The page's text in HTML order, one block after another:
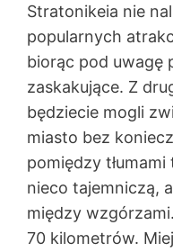
Stratonikeia nie
popularnych
biorąc pod uwagę
zaskakujące. Z
będziecie mogli
miasto bez
pomiędzy
nieco tajemniczą,
między
70 kilometrów.